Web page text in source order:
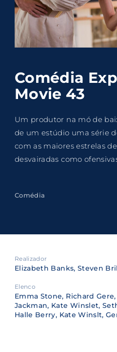
Comédia
Movie 43
Um produtor na mó de
de um estúdio uma série
com as maiores estrelas
desvairadas como
Comédia
Realizador
Elizabeth Banks, Steven
Elenco
Emma Stone, Richard
Jackman, Kate Winslet,
Halle Berry, Kate Winslt,
Remember Me
By signing in, you
conditionsand our